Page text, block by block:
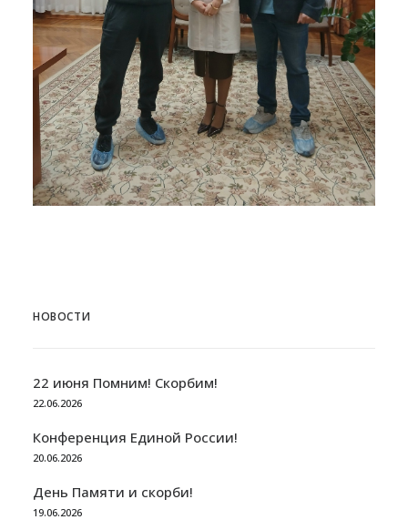
НОВОСТИ
22 июня Помним! Скорбим!
22.06.2026
Конференция Единой России!
20.06.2026
День Памяти и скорби!
19.06.2026